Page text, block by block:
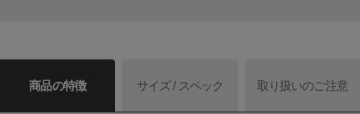
商品の特徴 サイズ / スペック 取り扱いのご注意